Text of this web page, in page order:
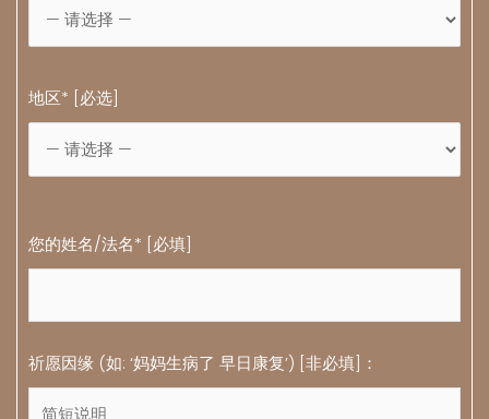
地区* [必选]
您的姓名/法名* [必填]
祈愿因缘 (如: ‘妈妈生病了 早日康复’) [非必填]：